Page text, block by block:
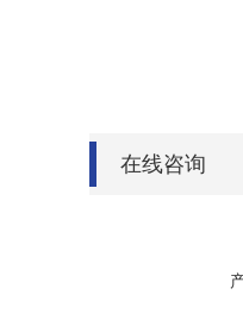
在线咨询